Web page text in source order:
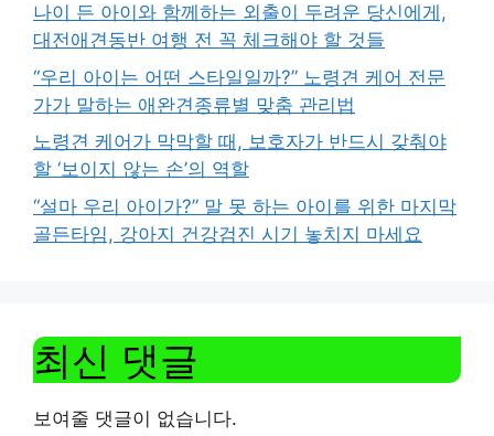
나이 든 아이와 함께하는 외출이 두려운 당신에게,
대전애견동반 여행 전 꼭 체크해야 할 것들
“우리 아이는 어떤 스타일일까?” 노령견 케어 전문
가가 말하는 애완견종류별 맞춤 관리법
노령견 케어가 막막할 때, 보호자가 반드시 갖춰야
할 ‘보이지 않는 손’의 역할
“설마 우리 아이가?” 말 못 하는 아이를 위한 마지막
골든타임, 강아지 건강검진 시기 놓치지 마세요
최신 댓글
보여줄 댓글이 없습니다.